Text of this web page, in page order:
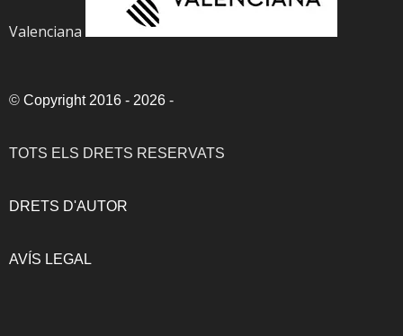
Valenciana
© Copyright 2016 - 2026 -
TOTS ELS DRETS RESERVATS
DRETS D'AUTOR
AVÍS LEGAL